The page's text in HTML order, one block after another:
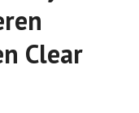
Clear